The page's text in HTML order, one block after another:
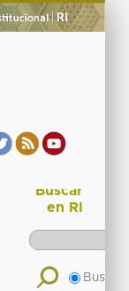
Buscar
en RI
Buscar